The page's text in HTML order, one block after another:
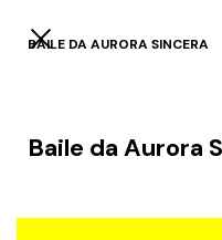
BAILE DA AURORA SINCERA
Baile da Aurora